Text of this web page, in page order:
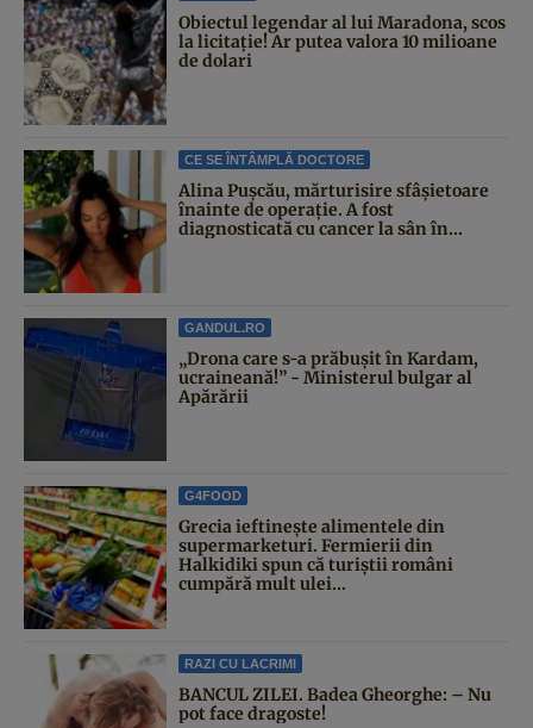
Obiectul legendar al lui Maradona, scos
la licitație! Ar putea valora 10 milioane
de dolari
CE SE ÎNTÂMPLĂ DOCTORE
Alina Pușcău, mărturisire sfâșietoare
înainte de operație. A fost
diagnosticată cu cancer la sân în...
GANDUL.RO
„Drona care s-a prăbușit în Kardam,
ucraineană!” - Ministerul bulgar al
Apărării
G4FOOD
Grecia ieftinește alimentele din
supermarketuri. Fermierii din
Halkidiki spun că turiștii români
cumpără mult ulei...
RAZI CU LACRIMI
BANCUL ZILEI. Badea Gheorghe: – Nu
pot face dragoste!